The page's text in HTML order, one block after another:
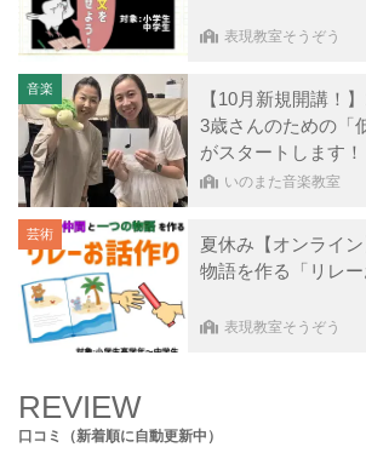
表現教室そうぞう
音楽
【10月新規開講！
3歳さんのための「
がスタートします！
いのまた音楽教室
芸術
夏休み【オンライ
物語を作る「リレー
表現教室そうぞう
REVIEW
口コミ（新着順に自動更新中）